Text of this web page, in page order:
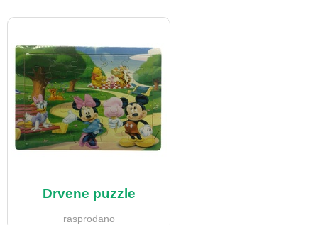
Drvene puzzle
rasprodano